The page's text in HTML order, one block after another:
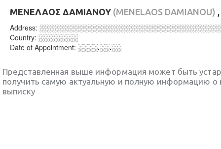
ΜΕΝΕΛΑΟΣ ΔΑΜΙΑΝΟΥ (MENELAOS DAMIANOU)
Address:
Country: ░░░░░░░░
Date of Appointment: ░░░░.░░.░░
Представленная выше информация может быть
получить самую актуальную и полную информацию о
выписку